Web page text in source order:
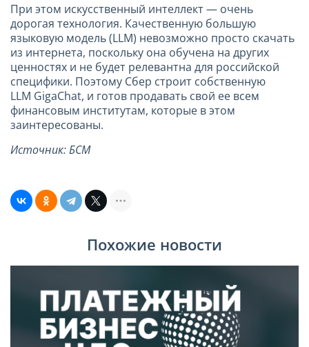
При этом искусственный интеллект — очень
дорогая технология. Качественную большую
языковую модель (LLM) невозможно просто скачать
из интернета, поскольку она обучена на других
ценностях и не будет релевантна для российской
специфики. Поэтому Сбер строит собственную
LLM GigaChat, и готов продавать свой ее всем
финансовым институтам, которые в этом
заинтересованы.
Источник: БСМ
Похожие новости